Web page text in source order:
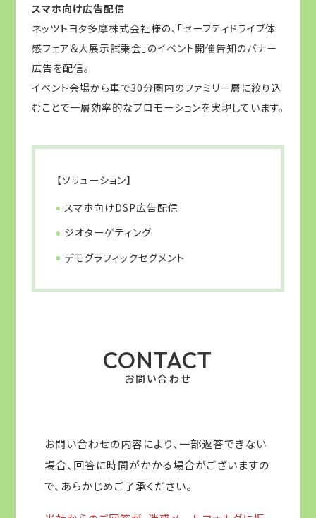
スマホ向け広告配信
ネッツトヨタ多摩株式会社様の、「セーフティドライブ体
感フェア＆大展示試乗会」のイベント開催告知のバナー
広告を配信。
イベント会場から車で30分圏内のファミリー層に絞り込
むことで一層効率的なプロモーションを実現しています。
【ソリューション】
スマホ向けDSP広告配信
ジオターゲティング
デモグラフィックセグメント
CONTACT
お問い合わせ
お問い合わせの内容により、一部返答できない
場合、回答に時間がかかる場合がございますの
で、あらかじめご了承ください。